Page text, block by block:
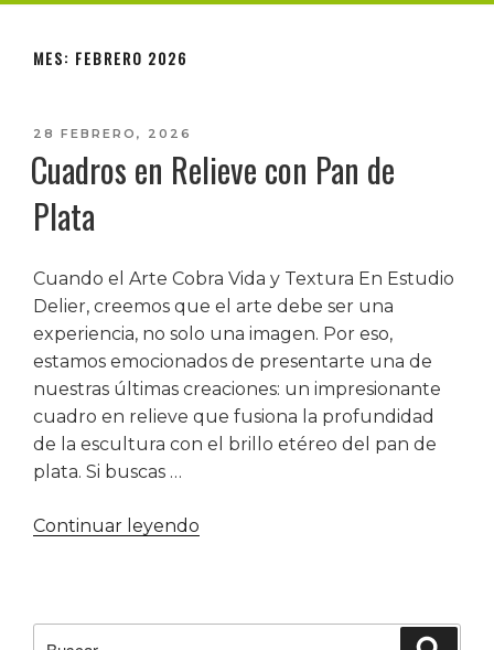
MES: FEBRERO 2026
PUBLICADO
28 FEBRERO, 2026
Cuadros en Relieve con Pan de
Plata
Cuando el Arte Cobra Vida y Textura En Estudio
Delier, creemos que el arte debe ser una
experiencia, no solo una imagen. Por eso,
estamos emocionados de presentarte una de
nuestras últimas creaciones: un impresionante
cuadro en relieve que fusiona la profundidad
de la escultura con el brillo etéreo del pan de
plata. Si buscas …
Continuar leyendo